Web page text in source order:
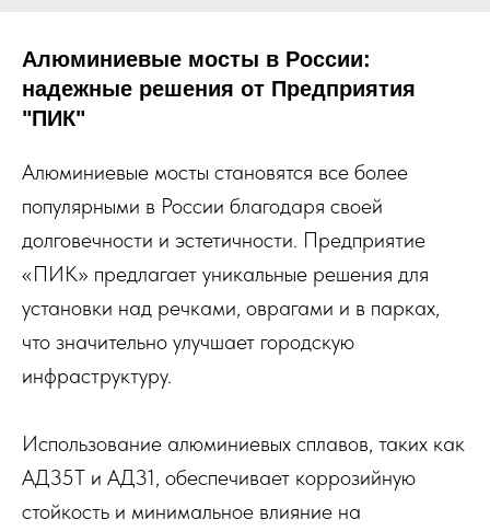
Алюминиевые мосты в России:
надежные решения от Предприятия
"ПИК"
Алюминиевые мосты становятся все более
популярными в России благодаря своей
долговечности и эстетичности. Предприятие
«ПИК» предлагает уникальные решения для
установки над речками, оврагами и в парках,
что значительно улучшает городскую
инфраструктуру.
Использование алюминиевых сплавов, таких как
АД35Т и АД31, обеспечивает коррозийную
стойкость и минимальное влияние на